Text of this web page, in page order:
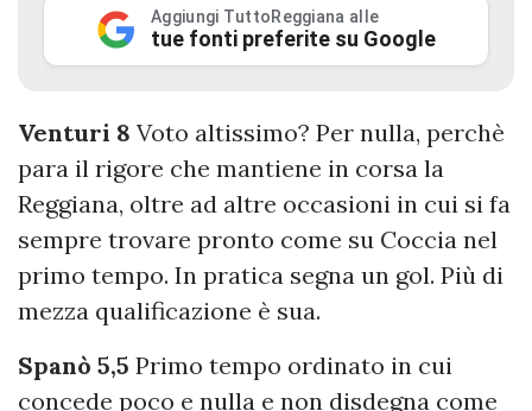
Aggiungi TuttoReggiana alle
tue fonti preferite su Google
Venturi 8 Voto altissimo? Per nulla, perchè
para il rigore che mantiene in corsa la
Reggiana, oltre ad altre occasioni in cui si fa
sempre trovare pronto come su Coccia nel
primo tempo. In pratica segna un gol. Più di
mezza qualificazione è sua.
Spanò 5,5 Primo tempo ordinato in cui
concede poco e nulla e non disdegna come